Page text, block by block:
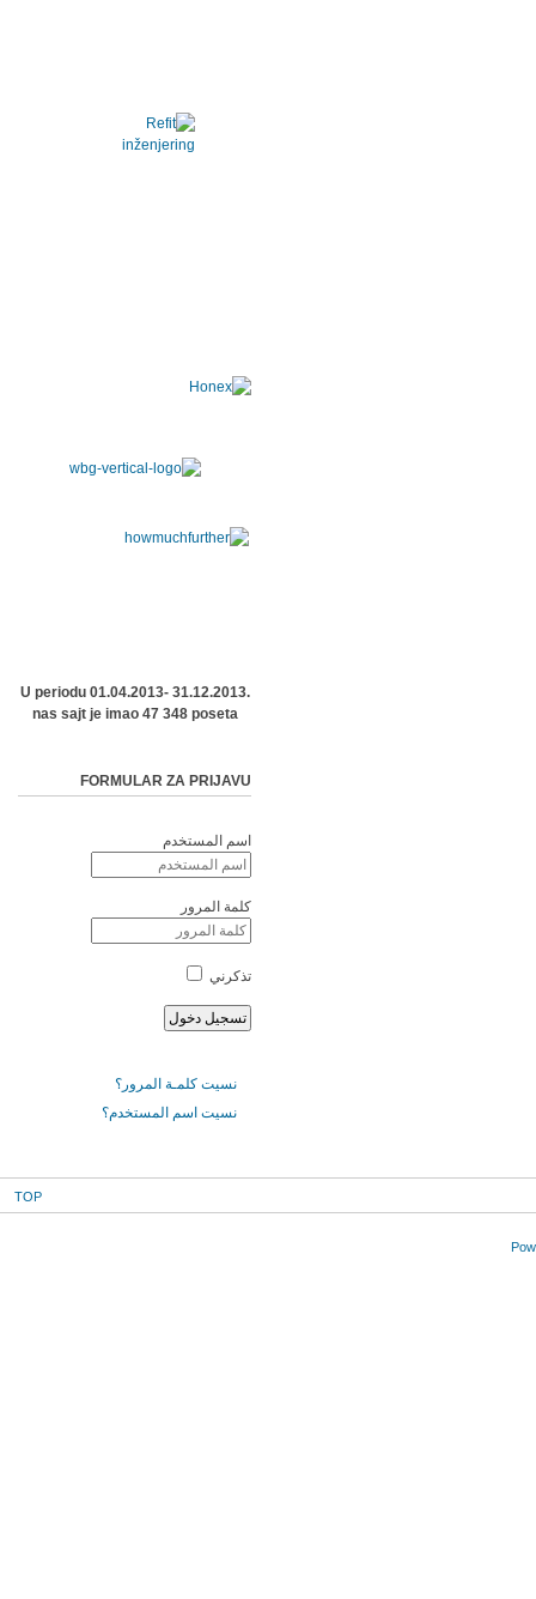
U periodu 01.04.2013- 31.12.2013.
nas sajt je imao 47 348 poseta
FORMULAR ZA PRIJAVU
اسم المستخدم
كلمة المرور
تذكرني
نسيت كلمـة المرور؟
نسيت اسم المستخدم؟
TOP